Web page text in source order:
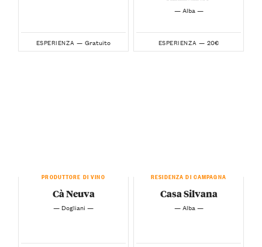
ESPERIENZA — Gratuito
— Alba —
ESPERIENZA — 20€
PRODUTTORE DI VINO
Cà Neuva
— Dogliani —
RESIDENZA DI CAMPAGNA
Casa Silvana
— Alba —